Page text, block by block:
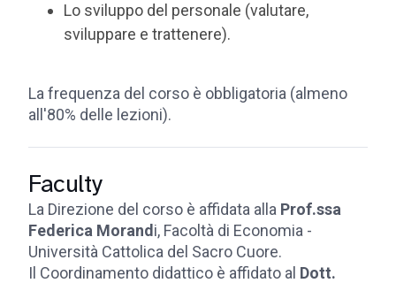
Lo sviluppo del personale (valutare,
sviluppare e trattenere).
La frequenza del corso è obbligatoria (almeno
all'80% delle lezioni).
Faculty
La Direzione del corso è affidata alla Prof.ssa
Federica Morand i, Facoltà di Economia -
Università Cattolica del Sacro Cuore.
Il Coordinamento didattico è affidato al Dott.